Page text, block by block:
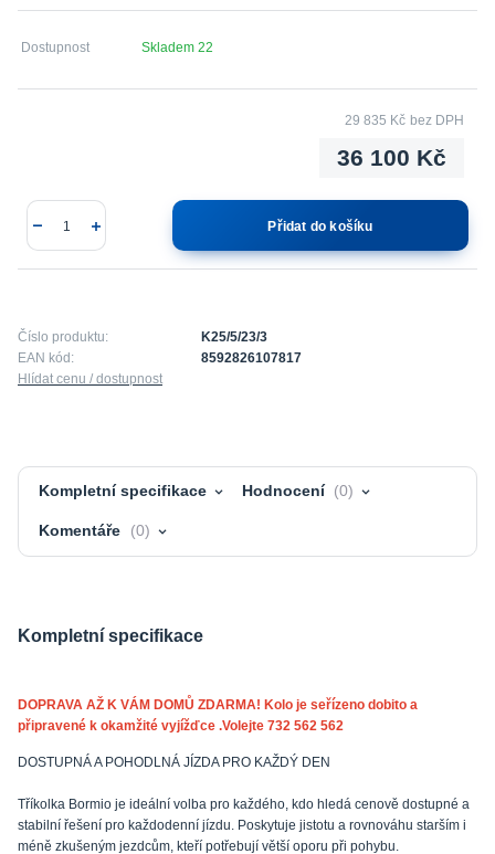
Dostupnost Skladem 22
36 100 Kč
29 835 Kč bez DPH
Přidat do košíku
Číslo produktu:
K25/5/23/3
EAN kód:
8592826107817
Hlídat cenu / dostupnost
Kompletní specifikace Hodnocení 0
Komentáře 0
Kompletní specifikace
DOPRAVA AŽ K VÁM DOMŮ ZDARMA! Kolo je seřízeno dobito a
připravené k okamžité vyjížďce .Volejte 732 562 562
DOSTUPNÁ A POHODLNÁ JÍZDA PRO KAŽDÝ DEN
Tříkolka Bormio je ideální volba pro každého, kdo hledá cenově dostupné a
stabilní řešení pro každodenní jízdu. Poskytuje jistotu a rovnováhu starším i
méně zkušeným jezdcům, kteří potřebují větší oporu při pohybu.